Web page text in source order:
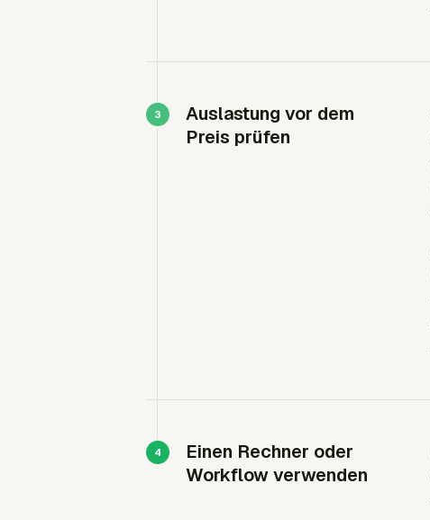
Auslastung vor dem
Preis prüfen
Einen Rechner oder
Workflow verwenden